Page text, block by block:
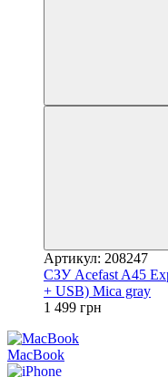
Артикул: 208247
СЗУ Acefast A45
+ USB) Mica gray
1 499 грн
MacBook